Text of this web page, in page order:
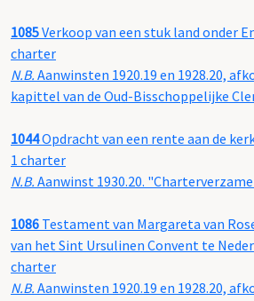
1085Verkoop van een stuk land onder
charter
N.B. Aanwinsten 1920.19 en 1928.20,
kapittel van de Oud-Bisschoppelijke
1044Opdracht van een rente aan de
1 charter
N.B. Aanwinst 1930.20.
1086 Testament van Margareta van
van het Sint Ursulinen Convent te
charter
N.B. Aanwinsten 1920.19 en 1928.20,